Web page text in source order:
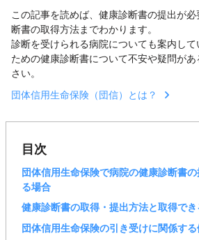
この記事を読めば、健康診断書の提出が
断書の取得方法までわかります。
診断を受けられる病院についても案内し
ための健康診断書について不安や疑問が
さい。
団体信用生命保険（団信）とは？
目次
団体信用生命保険で病院の健康診断書
る場合
健康診断書の取得・提出方法と取得で
団体信用生命保険の引き受けに関係す